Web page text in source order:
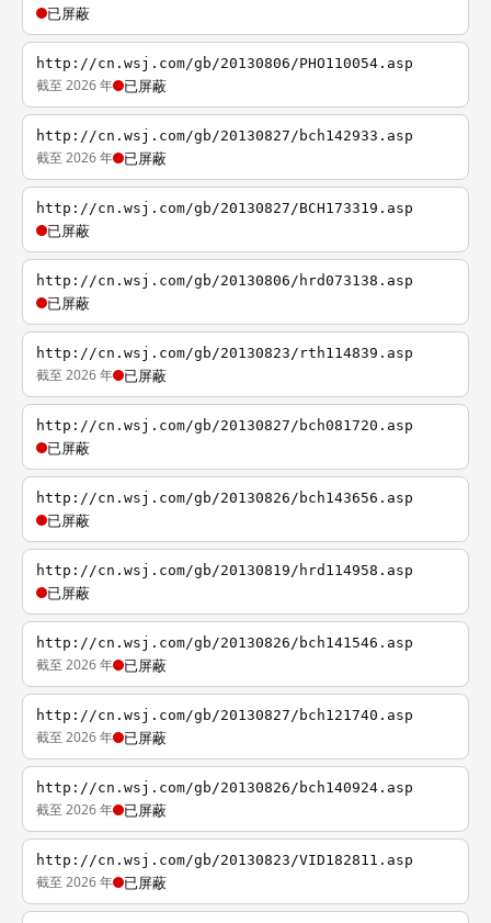
已屏蔽
http://cn.wsj.com/gb/20130806/PHO110054.asp
截至 2026 年 已屏蔽
http://cn.wsj.com/gb/20130827/bch142933.asp
截至 2026 年 已屏蔽
http://cn.wsj.com/gb/20130827/BCH173319.asp
已屏蔽
http://cn.wsj.com/gb/20130806/hrd073138.asp
已屏蔽
http://cn.wsj.com/gb/20130823/rth114839.asp
截至 2026 年 已屏蔽
http://cn.wsj.com/gb/20130827/bch081720.asp
已屏蔽
http://cn.wsj.com/gb/20130826/bch143656.asp
已屏蔽
http://cn.wsj.com/gb/20130819/hrd114958.asp
已屏蔽
http://cn.wsj.com/gb/20130826/bch141546.asp
截至 2026 年 已屏蔽
http://cn.wsj.com/gb/20130827/bch121740.asp
截至 2026 年 已屏蔽
http://cn.wsj.com/gb/20130826/bch140924.asp
截至 2026 年 已屏蔽
http://cn.wsj.com/gb/20130823/VID182811.asp
截至 2026 年 已屏蔽